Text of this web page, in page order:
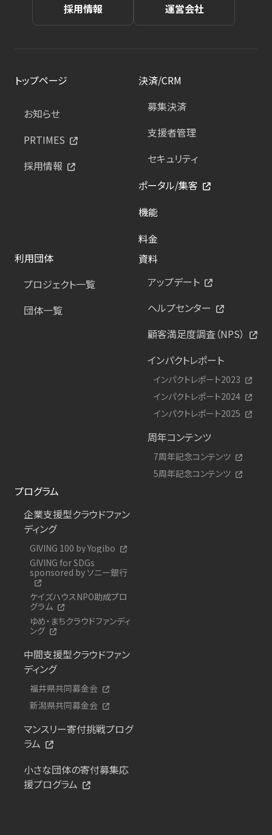
採用情報 運営会社
トップページ
お知らせ
PRTIMES
採用情報
決済/CRM
募集決済
支援者管理
セキュリティ
ポータル/集客
機能
料金
利用団体
プロジェクト一覧
団体一覧
資料
アップデート
ヘルプセンター
顧客満足度調査（NPS）
インパクトレポート
インパクトレポート2023
インパクトレポート2024
インパクトレポート2025
周年コンテンツ
7周年記念コンテンツ
5周年記念コンテンツ
プログラム
企業支援型クラウドファン
ディング
GIVING 100 by Yogibo
GIVING for SDGs
sponsored by ソニー銀行
ケイズハウスNPO助成プロ
グラム
ゆめ・まちクラウドファンディ
ング
中間支援型クラウドファン
ディング
福井県共同募金会
新潟県共同募金会
マンスリー寄付挑戦プログ
ラム
小さな団体の寄付募集応
援プログラム